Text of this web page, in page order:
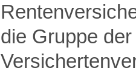
die Gruppe der